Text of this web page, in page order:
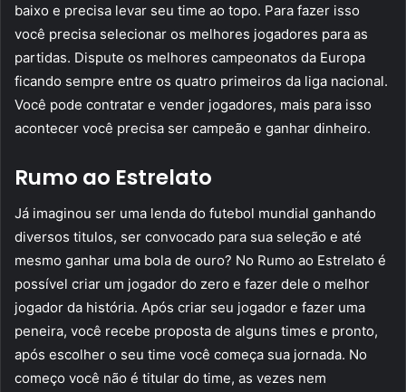
baixo e precisa levar seu time ao topo. Para fazer isso
você precisa selecionar os melhores jogadores para as
partidas. Dispute os melhores campeonatos da Europa
ficando sempre entre os quatro primeiros da liga nacional.
Você pode contratar e vender jogadores, mais para isso
acontecer você precisa ser campeão e ganhar dinheiro.
Rumo ao Estrelato
Já imaginou ser uma lenda do futebol mundial ganhando
diversos titulos, ser convocado para sua seleção e até
mesmo ganhar uma bola de ouro? No Rumo ao Estrelato é
possível criar um jogador do zero e fazer dele o melhor
jogador da história. Após criar seu jogador e fazer uma
peneira, você recebe proposta de alguns times e pronto,
após escolher o seu time você começa sua jornada. No
começo você não é titular do time, as vezes nem